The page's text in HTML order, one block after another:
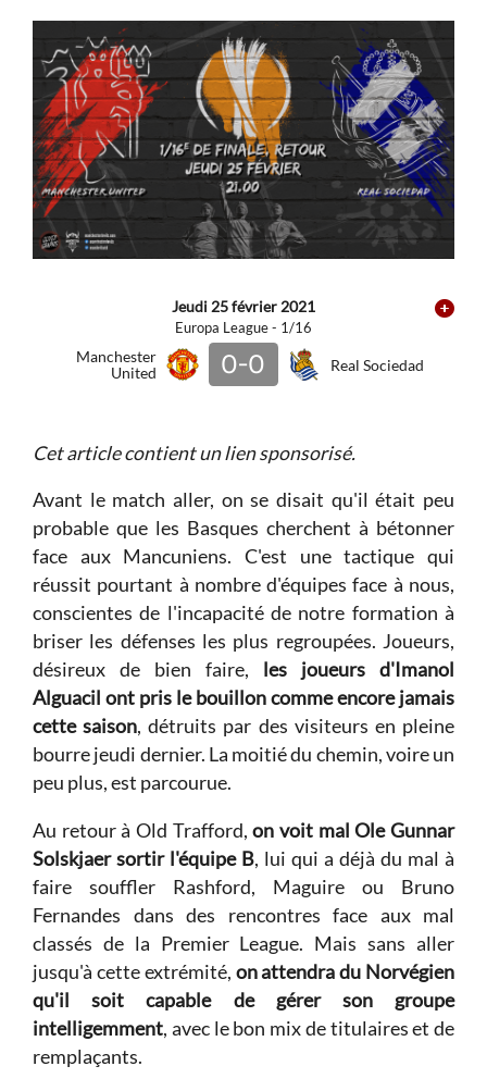
Jeudi 25 février 2021
Europa League - 1/16
Manchester
United
0-0 Real Sociedad
Cet article contient un lien sponsorisé.
Avant le match aller, on se disait qu'il était peu
probable que les Basques cherchent à bétonner
face aux Mancuniens. C'est une tactique qui
réussit pourtant à nombre d'équipes face à nous,
conscientes de l'incapacité de notre formation à
briser les défenses les plus regroupées. Joueurs,
désireux de bien faire, les joueurs d'Imanol
Alguacil ont pris le bouillon comme encore jamais
cette saison, détruits par des visiteurs en pleine
bourre jeudi dernier. La moitié du chemin, voire un
peu plus, est parcourue.
Au retour à Old Trafford,on voit mal Ole Gunnar
Solskjaer sortir l'équipe B, lui qui a déjà du mal à
faire souffler Rashford, Maguire ou Bruno
Fernandes dans des rencontres face aux mal
classés de la Premier League. Mais sans aller
jusqu'à cette extrémité, on attendra du Norvégien
qu'il soit capable de gérer son groupe
intelligemment, avec le bon mix de titulaires et de
remplaçants.